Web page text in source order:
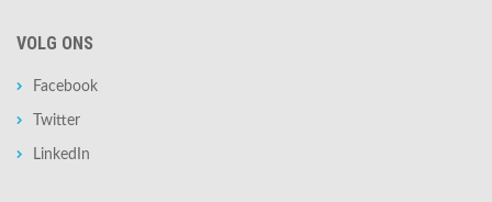
VOLG ONS
Facebook
Twitter
LinkedIn